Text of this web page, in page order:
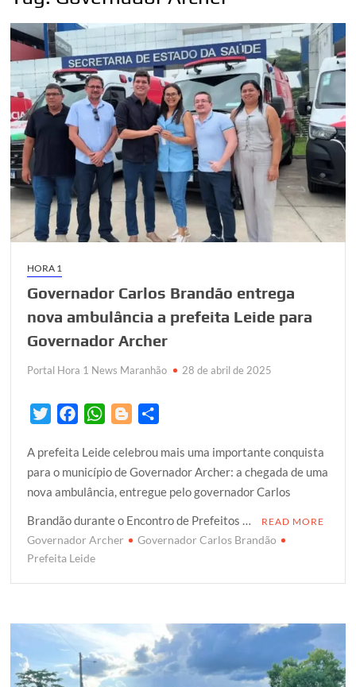
HORA 1
Governador Carlos Brandão entrega
nova ambulância a prefeita Leide para
Governador Archer
Portal Hora 1 News Maranhão 28 de abril de 2025
i
t
t
e
r
c
e
b
o
o
k
W
a
t
s
A
p
o
g
g
e
r
a
r
e
A prefeita Leide celebrou mais uma importante conquista
para o município de Governador Archer: a chegada de uma
nova ambulância, entregue pelo governador Carlos
Brandão durante o Encontro de Prefeitos …
READ MORE
Governador Archer
Governador Carlos Brandão
Prefeita Leide